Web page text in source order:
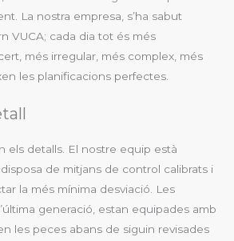
La nostra empresa, s’ha sabut
VUCA; cada dia tot és més
més irregular, més complex, més
les planificacions perfectes.
els detalls. El nostre equip està
de mitjans de control calibrats i
la més mínima desviació. Les
generació, estan equipades amb
les peces abans de siguin revisades